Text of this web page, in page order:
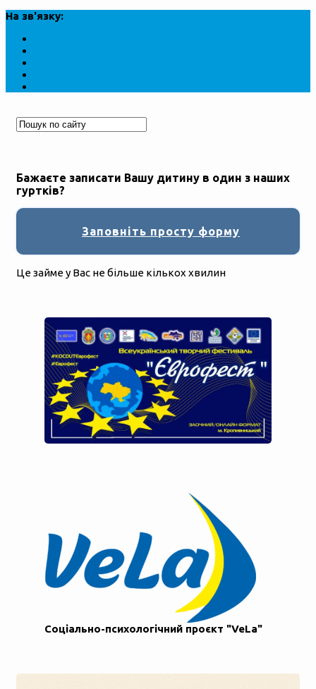
На зв'язку:
Бажаєте записати Вашу дитину в один з наших
гуртків?
Заповніть просту форму
Це займе у Вас не більше кількох хвилин
Соціально-психологічний проєкт "VeLa"